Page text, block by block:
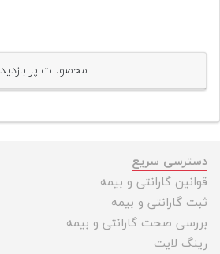
محصولات پر بازدید
دسترسی سریع
قوانین گارانتی و بیمه
ثبت گارانتی و بیمه
بررسی صحت گارانتی و بیمه
رینگ لایت